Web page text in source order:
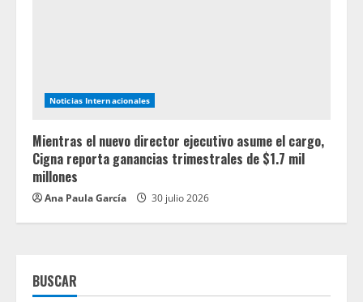
Noticias Internacionales
Mientras el nuevo director ejecutivo asume el cargo,
Cigna reporta ganancias trimestrales de $1.7 mil
millones
Ana Paula García 30 julio 2026
BUSCAR